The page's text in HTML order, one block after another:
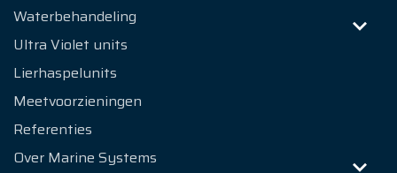
Waterbehandeling
Ultra Violet units
Lierhaspelunits
Meetvoorzieningen
Referenties
Over Marine Systems